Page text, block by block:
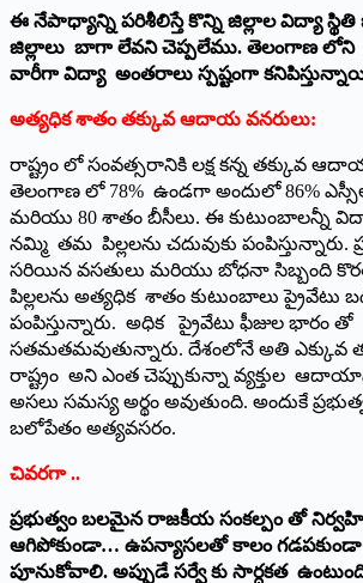
ఈ నేపాధ్యాన్ని పరిశీలిస్తే కొన్ని జిల్లాల విద్యా స్థితి
జిల్లాలు బాగా లేవని చెప్పలేము. తెలంగాణ లోని
వారీగా విద్యా అంతరాలు స్పష్టంగా
అత్యధిక శాతం తక్కువ ఆదాయ వనరులు:
రాష్ట్రం లో సంవత్సరానికి లక్ష కన్న తక్కువ
తెలంగాణ లో 78% ఉండగా అందులో 86%
మరియు 80 శాతం బీసీలు. ఈ కుటుంబాలన్నీ
నమ్మి తమ పిల్లలను చదువుకు పంపిస్తున్నారు.
సరియిన వసతులు మరియు బోధనా సిబ్బంది
పిల్లలను అత్యధిక శాతం కుటుంబాలు ప్రైవేటు
పంపిస్తున్నారు. అధిక ప్రైవేటు ఫీజుల భారం తో
సతమతమవుతున్నారు. దేశంలోనే అతి
రాష్ట్రం అని ఎంత చెప్పుకున్నా వ్యక్తుల
అసలు సమస్య అర్థం అవుతుంది. అందుకే
బలోపేతం అత్యవసరం.
చివరగా ..
ప్రభుత్వం బలమైన రాజకీయ సంకల్పం తో
ఆగిపోకుండా… ఉపన్యాసలతో కాలం గడపకుండా
పూనుకోవాలి. అప్పుడే సర్వే కు సార్ధకత